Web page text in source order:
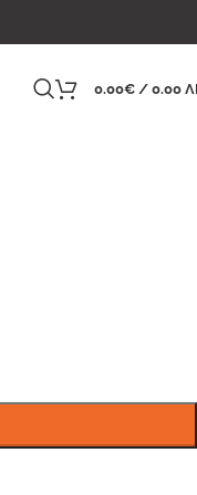
0.00€ / 0.00